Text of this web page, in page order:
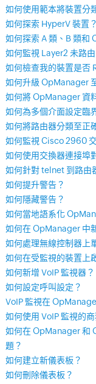
如何使用範本將裝置分
如何探索 HyperV 裝置？
如何探索 A 類、B 類和
如何監視 Layer2 未路
如何檢查我的裝置是否
如何升級 OpManager
如何將 OpManager 資
如何為多個介面設定臨
如何將路由器分類至正
如何監視 Cisco 2960
如何使用交換器連接埠
如何針對 telnet 到路由
如何提升警告？
如何隱藏警告？
如何當地語系化
如何在 OpManager 中
如何處理無線控制器上
如何在受監視的裝置上
如何新增 VoIP 監視器？
如何設定呼叫設定？
VoIP 監視在
如何使用 VoIP 監視的
如何在 OpManager 和
題？
如何建立新儀表板？
如何刪除儀表板？